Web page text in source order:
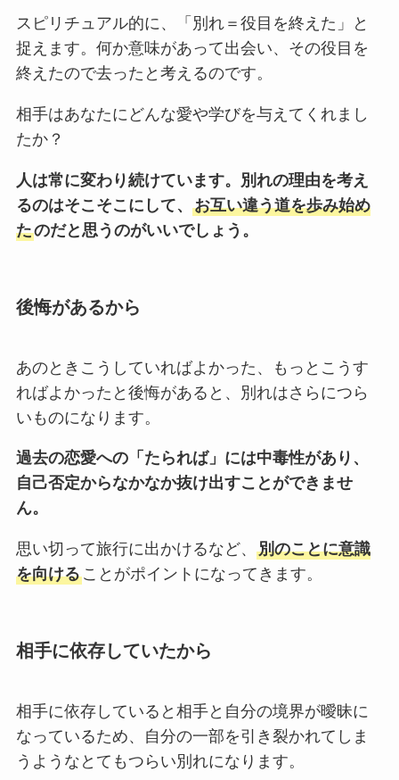
スピリチュアル的に、「別れ＝役目を終えた」と
捉えます。何か意味があって出会い、その役目を
終えたので去ったと考えるのです。
相手はあなたにどんな愛や学びを与えてくれまし
たか？
人は常に変わり続けています。別れの理由を考え
るのはそこそこにして、 お互い違う道を歩み始め
たのだと思うのがいいでしょう。
後悔があるから
あのときこうしていればよかった、もっとこうす
ればよかったと後悔があると、別れはさらにつら
いものになります。
過去の恋愛への「たられば」には中毒性があり、
自己否定からなかなか抜け出すことができませ
ん。
思い切って旅行に出かけるなど、 別のことに意識
を向けることがポイントになってきます。
相手に依存していたから
相手に依存していると相手と自分の境界が曖昧に
なっているため、自分の一部を引き裂かれてしま
うようなとてもつらい別れになります。